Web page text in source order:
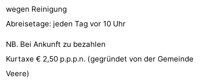
Zentren
Dörfer
&
Städte
Natur
Führungen
Sport
wegen Reinigung
Abreisetage: jeden Tag vor 10 Uhr
NB. Bei Ankunft zu bezahlen
Kurtaxe € 2,50 p.p.p.n. (gegründet von der Gemeinde
Veere)